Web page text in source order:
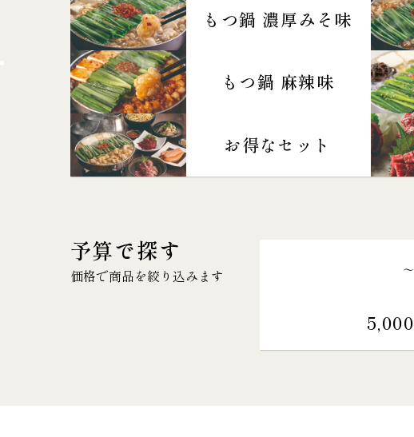
もつ鍋 濃厚みそ味
もつ鍋 麻辣味
お得なセット
予算で探す
価格で商品を絞り込みます ～
5,000